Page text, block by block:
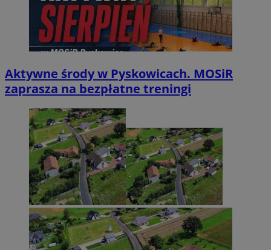
Aktywne środy w Pyskowicach. MOSiR
zaprasza na bezpłatne treningi